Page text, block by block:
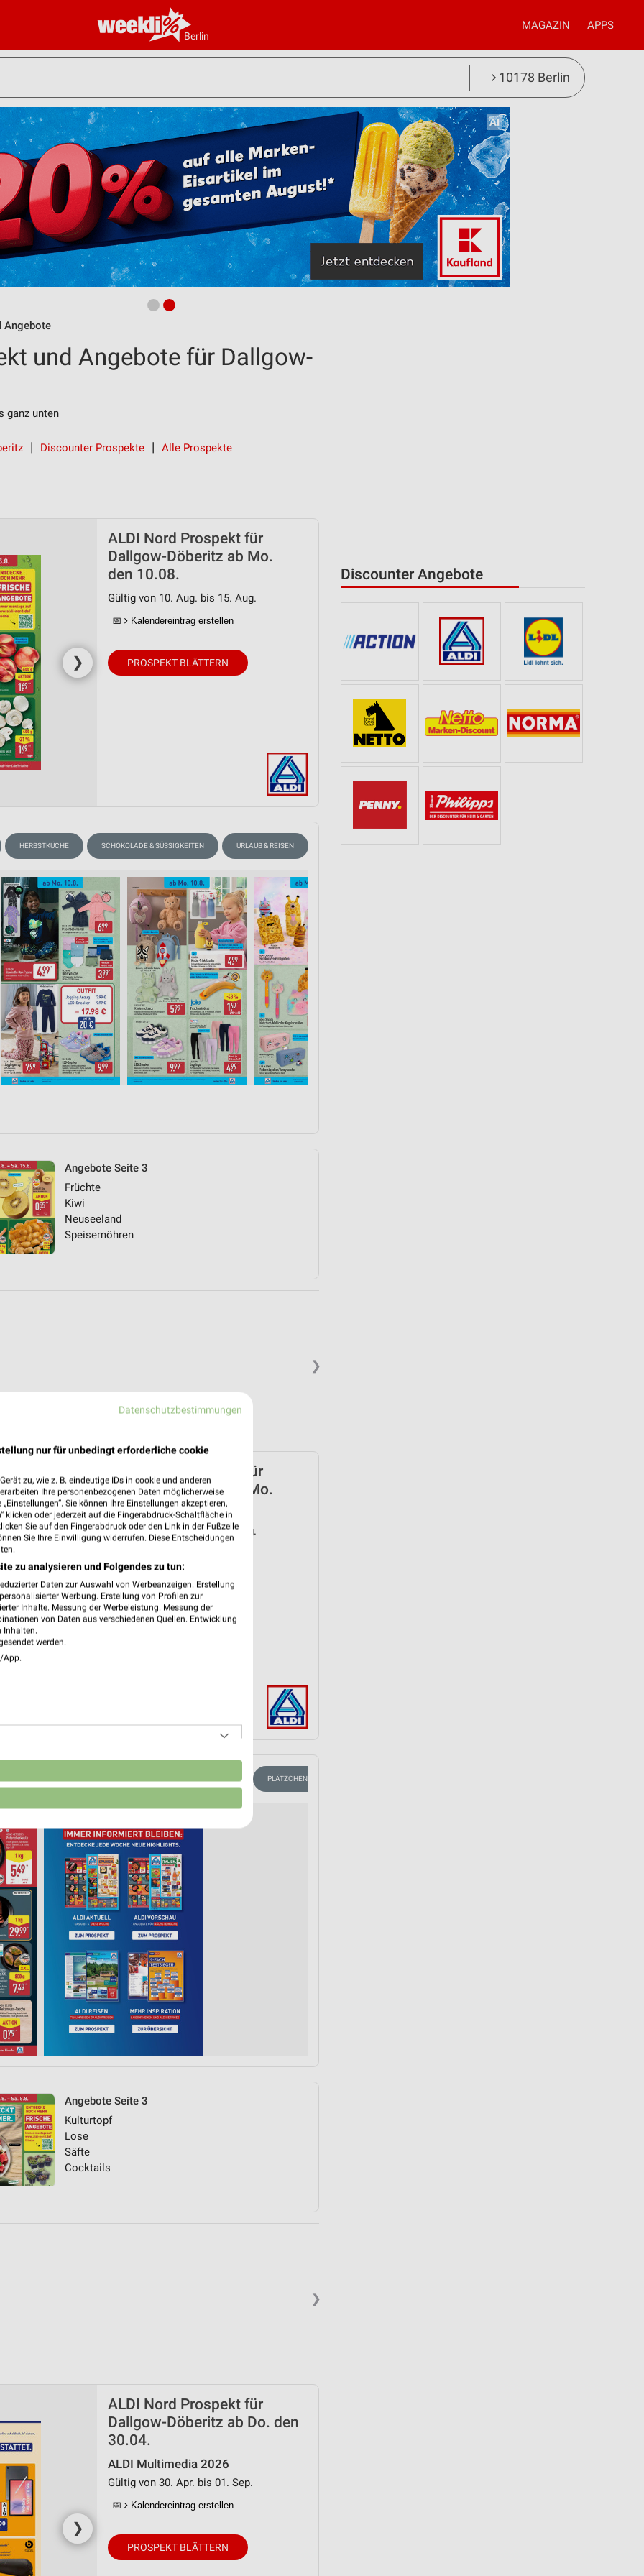
Berlin
MAGAZIN APPS
10178 Berlin
Angebote
Discounter Angebote
und Angebote für Dallgow-
ganz unten
Discounter Prospekte Alle Prospekte
❯
ALDI Nord Prospekt für
Dallgow-Döberitz ab Mo.
den 10.08.
Gültig von 10. Aug. bis 15. Aug.
📅 Kalendereintrag erstellen
PROSPEKT BLÄTTERN
HERBSTKÜCHE SCHOKOLADE & SÜSSIGKEITEN URLAUB & REISEN
Angebote Seite 3
Früchte
Kiwi
Neuseeland
Speisemöhren
❯
❯
ALDI Nord Prospekt für
Dallgow-Döberitz ab Mo.
den 03.08.
Gültig von 03. Aug. bis 08. Aug.
PROSPEKT BLÄTTERN
PLÄTZCHEN BACKEN
Angebote Seite 3
Kulturtopf
Lose
Säfte
Cocktails
❯
❯
ALDI Nord Prospekt für
Dallgow-Döberitz ab Do. den
30.04.
ALDI Multimedia 2026
Gültig von 30. Apr. bis 01. Sep.
📅 Kalendereintrag erstellen
PROSPEKT BLÄTTERN
Datenschutzbestimmungen
nur für unbedingt erforderliche cookie
zu, wie z. B. eindeutige IDs in cookie und anderen
Ihre personenbezogenen Daten möglicherweise
Sie können Ihre Einstellungen akzeptieren,
klicken oder jederzeit auf die Fingerabdruck-Schaltfläche in
Sie auf den Fingerabdruck oder den Link in der Fußzeile
Sie Ihre Einwilligung widerrufen. Diese Entscheidungen
zu analysieren und Folgendes zu tun:
Daten zur Auswahl von Werbeanzeigen. Erstellung
Werbung. Erstellung von Profilen zur
Inhalte. Messung der Werbeleistung. Messung der
von Daten aus verschiedenen Quellen. Entwicklung
Inhalten.
werden.
App.
Daten aus verschiedenen